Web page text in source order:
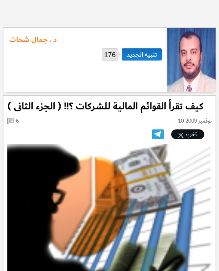
د . جمال شحات
176
كيف تقرأ القوائم المالية للشركات ؟!! ( الجزء الثانى )
10 نوفمبر 2009
6
تغريد